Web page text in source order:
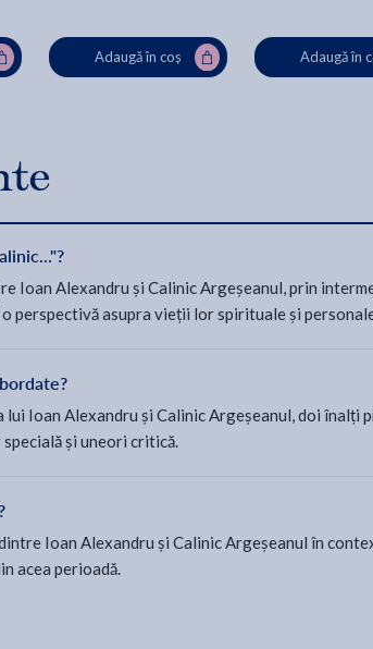
Adaugă în coș Adaugă în
Ioan Alexandru și Calinic Argeșeanul, prin
perspectivă asupra vieții lor spirituale și
Ioan Alexandru și Calinic Argeșeanul, doi
și uneori critică.
Ioan Alexandru și Calinic Argeșeanul în
acea perioadă.